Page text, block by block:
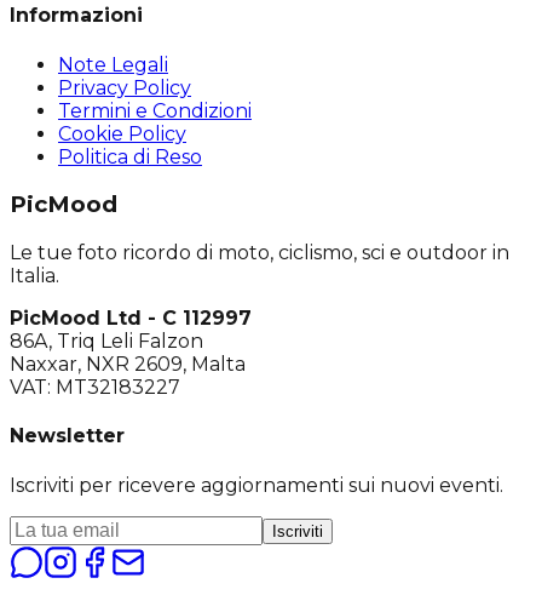
Informazioni
Note Legali
Privacy Policy
Termini e Condizioni
Cookie Policy
Politica di Reso
PicMood
Le tue foto ricordo di moto, ciclismo, sci e outdoor in
Italia.
PicMood Ltd - C 112997
86A, Triq Leli Falzon
Naxxar, NXR 2609, Malta
VAT: MT32183227
Newsletter
Iscriviti per ricevere aggiornamenti sui nuovi eventi.
Iscriviti